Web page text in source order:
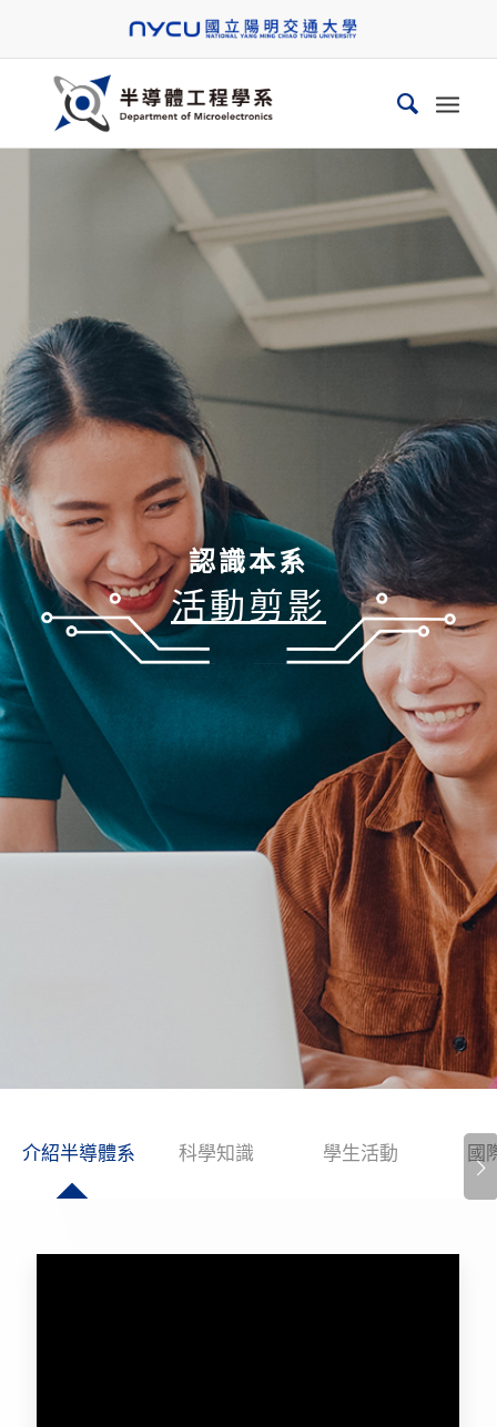
認識本系
活動剪影
介紹半導體系 科學知識 學生活動 國
下一頁